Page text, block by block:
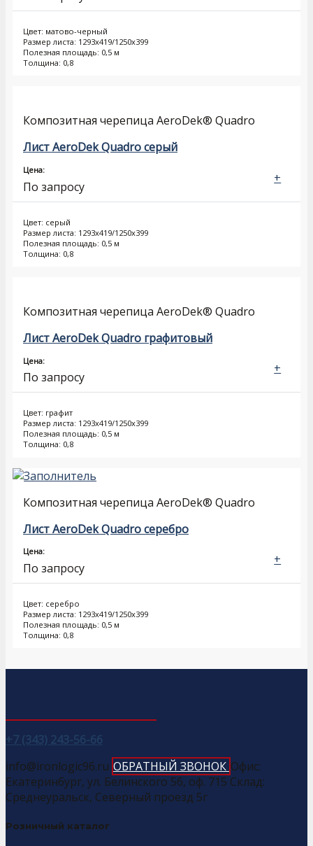
Цвет: матово-черный
Размер листа: 1293х419/1250х399
Полезная площадь: 0,5 м
Толщина: 0,8
Композитная черепица AeroDek® Quadro
Лист AeroDek Quadro серый
Цена:
По запросу
Цвет: серый
Размер листа: 1293х419/1250х399
Полезная площадь: 0,5 м
Толщина: 0,8
+
Композитная черепица AeroDek® Quadro
Лист AeroDek Quadro графитовый
Цена:
По запросу
Цвет: графит
Размер листа: 1293х419/1250х399
Полезная площадь: 0,5 м
Толщина: 0,8
+
Композитная черепица AeroDek® Quadro
Лист AeroDek Quadro серебро
Цена:
По запросу
Цвет: серебро
Размер листа: 1293х419/1250х399
Полезная площадь: 0,5 м
Толщина: 0,8
+
+7 (343) 243-56-66
info@ironlogic96.ru ОБРАТНЫЙ ЗВОНОК Офис:
Екатеринбург, ул. Белинского 56, оф. 715 Склад:
Среднеуральск, Северный проезд 5г
Розничный каталог